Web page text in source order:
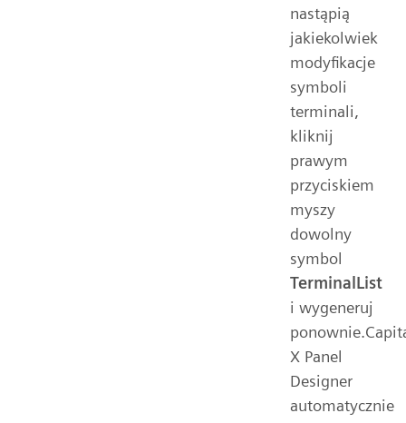
nastąpią
jakiekolwiek
modyfikacje
symboli
terminali,
kliknij
prawym
przyciskiem
myszy
dowolny
symbol
TerminalList
i wygeneruj
X Panel
Designer
automatycznie